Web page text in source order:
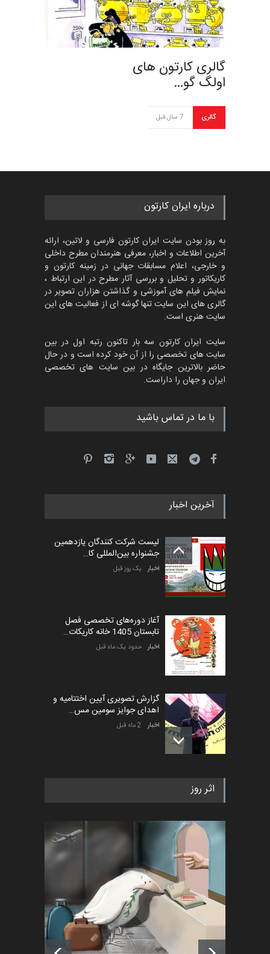
گالری کارتون های
اولگ گو…
گالری 7 سال قبل
درباره ایران کارتون
به روز بودن سایت ایران کارتون فارسی و لاتین، ارائه
آخرین اطلاعات و اخبار، معرفی هنرمندان مطرح داخلی
و خارجی، اعلام مسابقات جهانی در زمینه کارتون و
کاریکاتور و تحلیل و بررسی آثار مطرح در این ارتباط ،
نمایش فیلم های آموزشی و گذاشتن هزاران تصویر در
گالری های این سایت تنها گوشه ای از فعالیت های این
سایت هنری است.
سایت ایران کارتون سه بار تاکنون رتبه اول در بین
سایت های تخصصی را از آن خود کرده است و در حال
حاضر بالاترین جایگاه در بین سایت های تخصصی
ایران و جهان را داراست.
با ما در تماس باشید
آخرین اخبار
لیست شرکت کنندگان یازدهمین
جشنواره بین‌المللی کا…
اخبار یک روز قبل
آغاز دوره‌های تخصصی فصل
تابستان 1405 خانه کاریکات…
اخبار حدود یک ماه قبل
گزارش تصویری آیین اختتامیه و
اهدای جوایز سومین مس…
اخبار 2 ماه قبل
به یاد اردوغان باشول (۱۹۳۶–
اخبار 2 ماه قبل
رویداد کارگاهی کارتون و پوستر
«ایران سربلند» به ا…
اخبار 6 ماه قبل
فراخوان رویداد کارگاهی کارتون و
پوستر "ایران سربل…
اثر روز